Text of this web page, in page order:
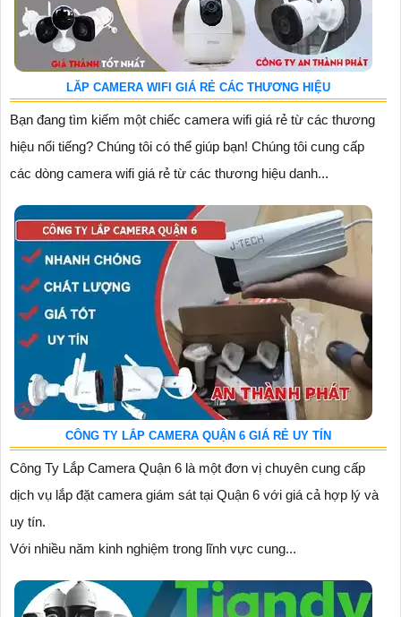
LĂP CAMERA WIFI GIÁ RẺ CÁC THƯƠNG HIỆU
Bạn đang tìm kiếm một chiếc camera wifi giá rẻ từ các thương
hiệu nổi tiếng? Chúng tôi có thể giúp bạn! Chúng tôi cung cấp
các dòng camera wifi giá rẻ từ các thương hiệu danh...
CÔNG TY LẮP CAMERA QUẬN 6 GIÁ RẺ UY TÍN
Công Ty Lắp Camera Quận 6 là một đơn vị chuyên cung cấp
dịch vụ lắp đặt camera giám sát tại Quận 6 với giá cả hợp lý và
uy tín.
Với nhiều năm kinh nghiệm trong lĩnh vực cung...